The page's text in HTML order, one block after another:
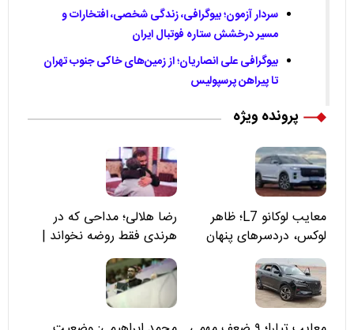
سردار آزمون؛ بیوگرافی، زندگی شخصی، افتخارات و
مسیر درخشش ستاره فوتبال ایران
بیوگرافی علی انصاریان؛ از زمین‌های خاکی جنوب تهران
تا پیراهن پرسپولیس
پرونده ویژه
معایب لوکانو L7؛ ظاهر
لوکس، دردسرهای پنهان
رضا هلالی؛ مداحی که در
هرندی فقط روضه نخواند |
مسئولان «تکیه‌گاه آقا مرتضی
علی(ع)» را جدی‌تر ببینند